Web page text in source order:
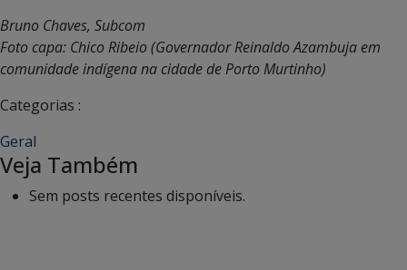
Bruno Chaves, Subcom
Foto capa: Chico Ribeio (Governador Reinaldo Azambuja em
comunidade indígena na cidade de Porto Murtinho)
Categorias :
Geral
Veja Também
Sem posts recentes disponíveis.